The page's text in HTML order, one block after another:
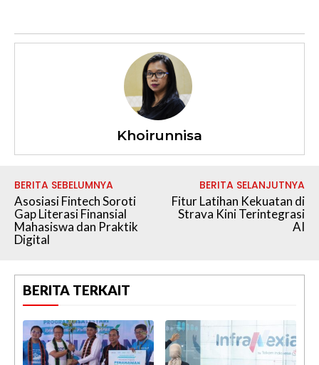
Khoirunnisa
BERITA SEBELUMNYA
Asosiasi Fintech Soroti
Gap Literasi Finansial
Mahasiswa dan Praktik
Digital
BERITA SELANJUTNYA
Fitur Latihan Kekuatan di
Strava Kini Terintegrasi
AI
BERITA TERKAIT